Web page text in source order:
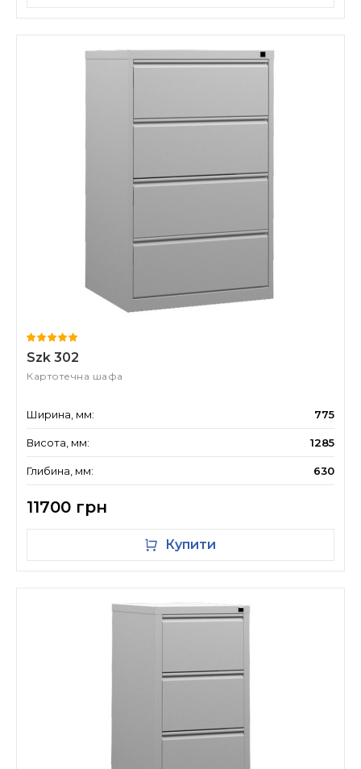
Szk 302
Картотечна шафа
Ширина, мм: 775
Висота, мм: 1285
Глибина, мм: 630
11700 грн
Купити